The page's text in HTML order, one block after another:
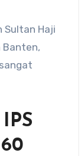
Sultan Haji
Banten,